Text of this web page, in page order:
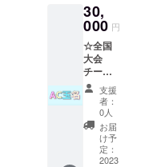
加していま
＜過去3年間
の成績＞
2022年度 第
43回U12九
州バスケッ
トボール大
30,
000 円
☆全国
大会
チーム
ダイ
ジェス
ト動画
＆エン
ドロー
ルへの
お名前
支援
者：
0人
お届
け予
定：
2023